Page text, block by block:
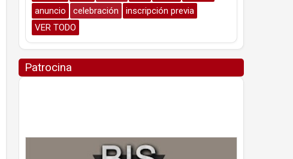
anuncio
celebración
inscripción previa
VER TODO
Patrocina